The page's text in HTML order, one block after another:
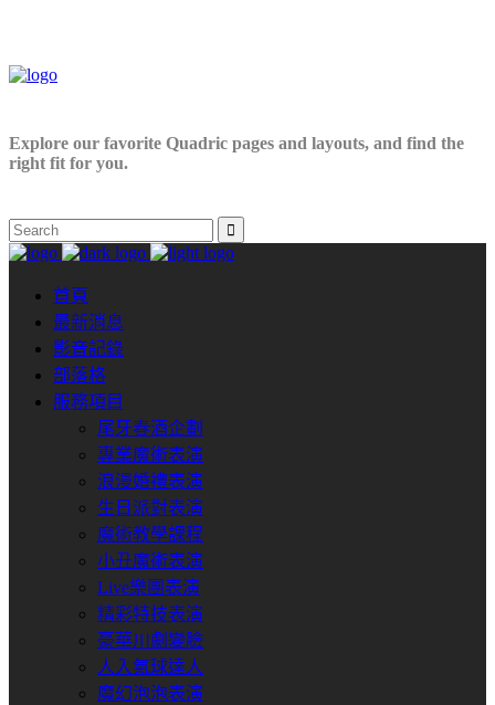
Explore our favorite Quadric pages and layouts, and find the
right fit for you.
首頁
最新消息
影音記錄
部落格
服務項目
尾牙春酒企劃
專業魔術表演
浪漫婚禮表演
生日派對表演
魔術教學課程
小丑魔術表演
Live樂團表演
精彩特技表演
豪華川劇變臉
人入氣球達人
魔幻泡泡表演